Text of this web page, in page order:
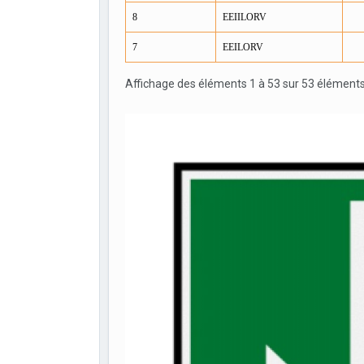
8 EEIILORV
7 EEILORV
Affichage des éléments 1 à 53 sur 53